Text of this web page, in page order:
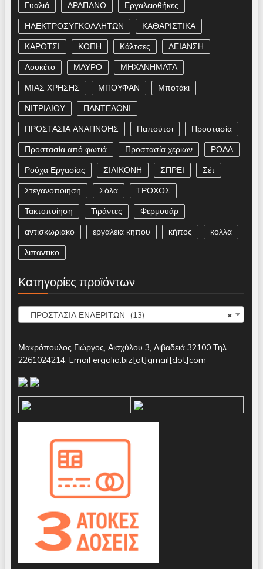
Γυαλιά
ΔΡΑΠΑΝΟ
Εργαλειοθήκες
ΗΛΕΚΤΡΟΣΥΓΚΟΛΛΗΤΩΝ
ΚΑΘΑΡΙΣΤΙΚΑ
ΚΑΡΟΤΣΙ
ΚΟΠΗ Κάλτσες
ΛΕΙΑΝΣΗ
Λουκέτο
ΜΑΥΡΟ
ΜΗΧΑΝΗΜΑΤΑ
ΜΙΑΣ ΧΡΗΣΗΣ
ΜΠΟΥΦΑΝ
Μποτάκι
ΝΙΤΡΙΛΙΟΥ
ΠΑΝΤΕΛΟΝΙ
ΠΡΟΣΤΑΣΙΑ ΑΝΑΠΝΟΗΣ
Παπούτσι
Προστασία
Προστασία από φωτιά
Προστασία χεριων
ΡΟΔΑ
Ρούχα Εργασίας
ΣΙΛΙΚΟΝΗ ΣΠΡΕΙ
Σέτ
Στεγανοποιηση
Σόλα
ΤΡΟΧΟΣ
Τακτοποίηση
Τιράντες
Φερμουάρ
αντισκωριακο
εργαλεια κηπου κήπος
κολλα
λιπαντικο
Κατηγορίες προϊόντων
×
ΠΡΟΣΤΑΣΙΑ ΕΝΑΕΡΙΤΩΝ (13)
Μακρόπουλος Γιώργος, Αισχύλου 3, Λιβαδειά 32100 Τηλ.
2261024214, Email ergalio.biz[at]gmail[dot]com